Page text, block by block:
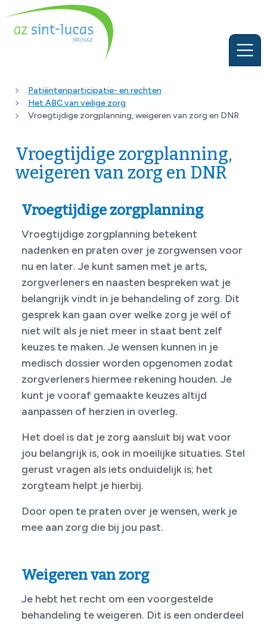
Patiëntenparticipatie- en rechten
Het ABC van veilige zorg
Vroegtijdige zorgplanning, weigeren van zorg en DNR
Vroegtijdige zorgplanning,
weigeren van zorg en DNR
Vroegtijdige zorgplanning
Vroegtijdige zorgplanning betekent
nadenken en praten over je zorgwensen voor
nu en later. Je kunt samen met je arts,
zorgverleners en naasten bespreken wat je
belangrijk vindt in je behandeling of zorg. Dit
gesprek kan gaan over welke zorg je wél of
niet wilt als je niet meer in staat bent zelf
keuzes te maken. Je wensen kunnen in je
medisch dossier worden opgenomen zodat
zorgverleners hiermee rekening houden. Je
kunt je vooraf gemaakte keuzes altijd
aanpassen of herzien in overleg.
Het doel is dat je zorg aansluit bij wat voor
jou belangrijk is, ook in moeilijke situaties. Stel
gerust vragen als iets onduidelijk is; het
zorgteam helpt je hierbij.
Door open te praten over je wensen, werk je
mee aan zorg die bij jou past.
Weigeren van zorg
Je hebt het recht om een voorgestelde
behandeling te weigeren. Dit is een onderdeel